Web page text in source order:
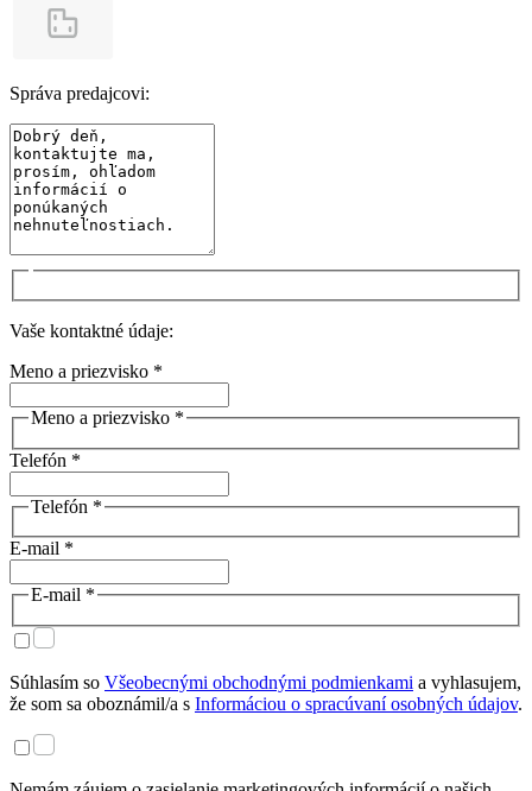
Správa predajcovi:
Vaše kontaktné údaje:
Meno a priezvisko *
Meno a priezvisko *
Telefón *
Telefón *
E-mail *
E-mail *
Súhlasím so Všeobecnými obchodnými podmienkami a vyhlasujem,
že som sa oboznámil/a s Informáciou o spracúvaní osobných údajov.